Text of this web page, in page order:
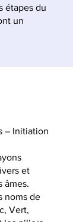
étapes du
un
– Initiation
et
âmes.
noms de
Vert,